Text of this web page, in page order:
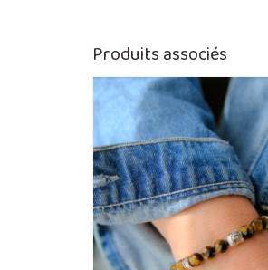
a
plusieurs
variations.
Les
options
peuvent
être
choisies
sur
la
du
produit
Produits associés